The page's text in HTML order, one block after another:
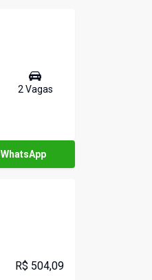
2Vagas
WhatsApp
R$ 504,09